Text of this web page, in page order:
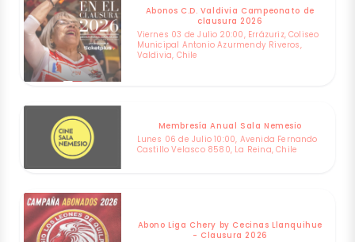
Abonos C.D. Valdivia Campeonato de
clausura 2026
Viernes 03 de Julio 20:00, Errázuriz, Coliseo
Municipal Antonio Azurmendy Riveros,
Valdivia, Chile
Membresía Anual Sala Nemesio
Lunes 06 de Julio 10:00, Avenida Fernando
Castillo Velasco 8580, La Reina, Chile
Abono Liga Chery by Cecinas Llanquihue
- Clausura 2026